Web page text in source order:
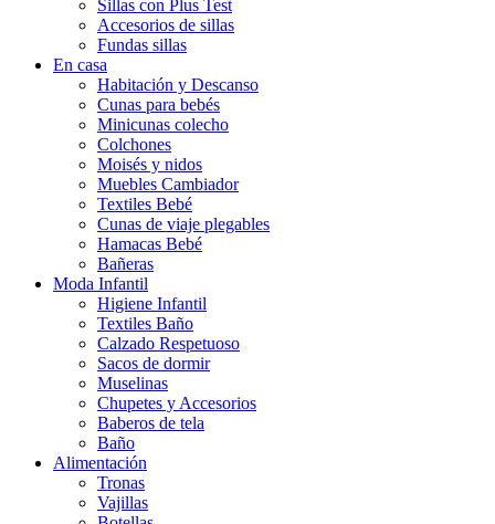
Sillas con Plus Test
Accesorios de sillas
Fundas sillas
En casa
Habitación y Descanso
Cunas para bebés
Minicunas colecho
Colchones
Moisés y nidos
Muebles Cambiador
Textiles Bebé
Cunas de viaje plegables
Hamacas Bebé
Bañeras
Moda Infantil
Higiene Infantil
Textiles Baño
Calzado Respetuoso
Sacos de dormir
Muselinas
Chupetes y Accesorios
Baberos de tela
Baño
Alimentación
Tronas
Vajillas